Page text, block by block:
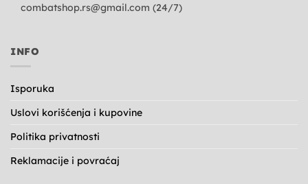
combatshop.rs@gmail.com (24/7)
INFO
Isporuka
Uslovi korišćenja i kupovine
Politika privatnosti
Reklamacije i povraćaj